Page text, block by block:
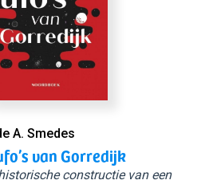
A. Smedes
van Gorredijk
constructie van een